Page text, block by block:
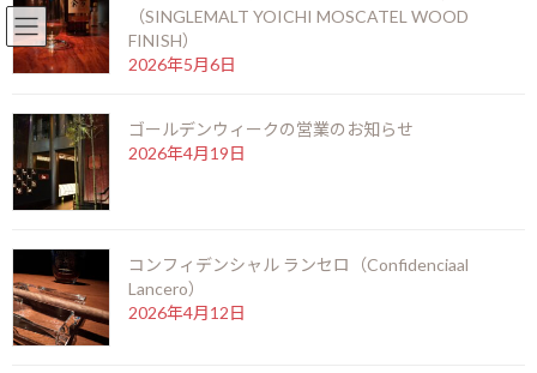
北新地店 06-6346-3377 English
コ
ン
ツ
へ
ッ
プ
ナ
ー
シ
ョ
移
動
お知らせ
HOME お知らせ
オリーブとベーコンのトマトパ
（SINGLEMALT YOICHI MOSCATEL WOOD
FINISH）
2026年5月6日
ゴールデンウィークの営業のお知らせ
2026年4月19日
コンフィデンシャル ランセロ（Confidenciaal
Lancero）
2026年4月12日